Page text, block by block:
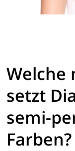
Welche
setzt
semi-
Farben?